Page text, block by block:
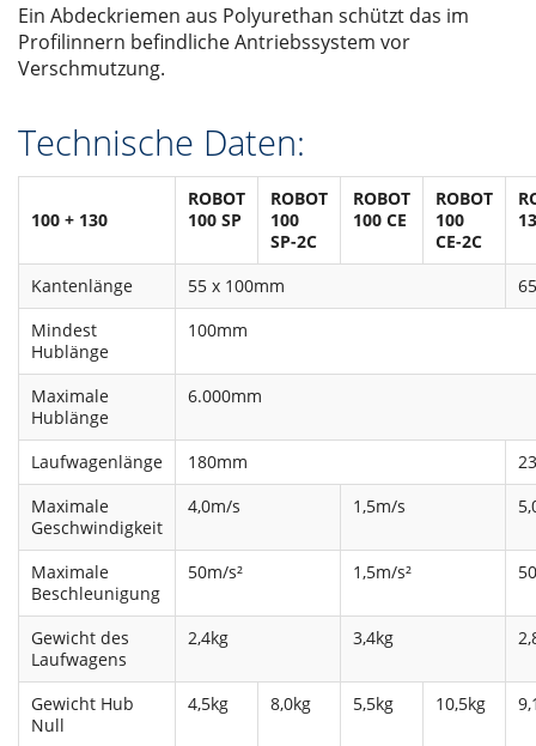
Ein Abdeckriemen aus Polyurethan schützt das im
Profilinnern befindliche Antriebssystem vor
Verschmutzung.
Technische Daten:
100 + 130
ROBOT
100 SP
ROBOT
100
SP-2C
ROBOT
100 CE
ROBOT
100
CE-2C
Kantenlänge 55 x 100mm
Mindest
Hublänge
100mm
Maximale
Hublänge
6.000mm
Laufwagenlänge 180mm
Maximale
Geschwindigkeit
4,0m/s 1,5m/s
Maximale
Beschleunigung
50m/s² 1,5m/s²
Gewicht des
Laufwagens
2,4kg 3,4kg
Gewicht Hub
Null
4,5kg 8,0kg 5,5kg 10,5kg